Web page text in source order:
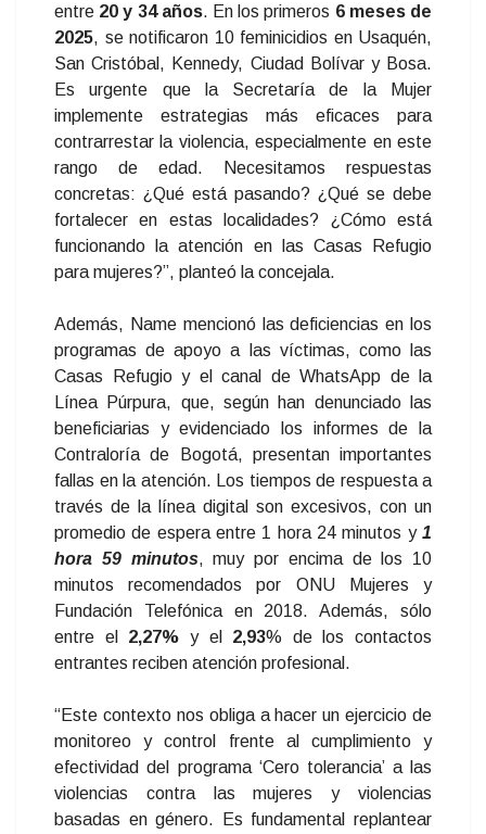
entre 20 y 34 años. En los primeros 6 meses de
2025, se notificaron 10 feminicidios en Usaquén,
San Cristóbal, Kennedy, Ciudad Bolívar y Bosa.
Es urgente que la Secretaría de la Mujer
implemente estrategias más eficaces para
contrarrestar la violencia, especialmente en este
rango de edad. Necesitamos respuestas
concretas: ¿Qué está pasando? ¿Qué se debe
fortalecer en estas localidades? ¿Cómo está
funcionando la atención en las Casas Refugio
para mujeres?”, planteó la concejala.
Además, Name mencionó las deficiencias en los
programas de apoyo a las víctimas, como las
Casas Refugio y el canal de WhatsApp de la
Línea Púrpura, que, según han denunciado las
beneficiarias y evidenciado los informes de la
Contraloría de Bogotá, presentan importantes
fallas en la atención. Los tiempos de respuesta a
través de la línea digital son excesivos, con un
promedio de espera entre 1 hora 24 minutos y 1
hora 59 minutos, muy por encima de los 10
minutos recomendados por ONU Mujeres y
Fundación Telefónica en 2018. Además, sólo
entre el 2,27% y el 2,93% de los contactos
entrantes reciben atención profesional.
“Este contexto nos obliga a hacer un ejercicio de
monitoreo y control frente al cumplimiento y
efectividad del programa ‘Cero tolerancia’ a las
violencias contra las mujeres y violencias
basadas en género. Es fundamental replantear